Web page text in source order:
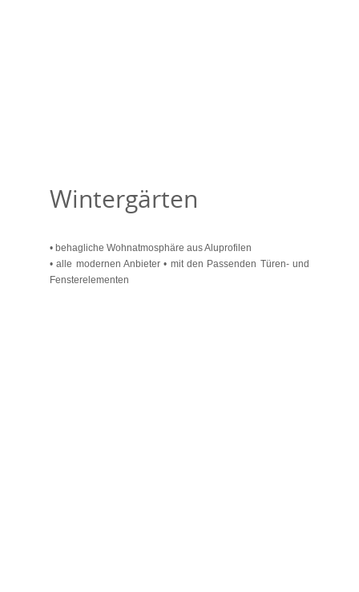
Wintergärten
• behagliche Wohnatmosphäre aus Aluprofilen
• alle modernen Anbieter • mit den Passenden Türen- und
Fensterelementen